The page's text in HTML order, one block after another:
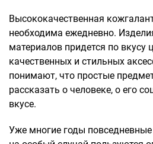
Высококачественная
необходима ежедневно.
материалов придется по вкусу
качественных и стильных
понимают, что простые
рассказать о человеке, о его
вкусе.
Уже многие годы